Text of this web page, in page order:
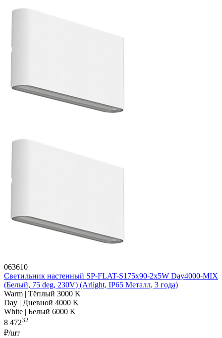
063610
Светильник настенный SP-FLAT-S175x90-2x5W Day4000-MIX
(Белый, 75 deg, 230V) (Arlight, IP65 Металл, 3 года)
Warm | Тёплый 3000 K
Day | Дневной 4000 K
White | Белый 6000 K
8 47232
₽/шт